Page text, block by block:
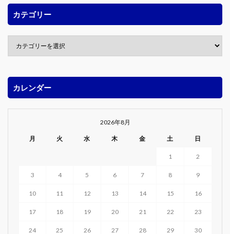
カテゴリー
カレンダー
2026年8月
月 火 水 木 金 土 日
1 2
3 4 5 6 7 8 9
10 11 12 13 14 15 16
17 18 19 20 21 22 23
24 25 26 27 28 29 30